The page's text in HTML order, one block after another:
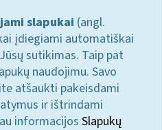
slapukai (angl.
įdiegiami automatiškai
sutikimas. Taip pat
naudojimu. Savo
atšaukti pakeisdami
ir ištrindami
informacijos Slapukų